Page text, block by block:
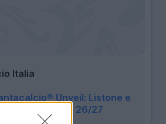
Italia
Unveil: Listone e
App Leghe 26/27